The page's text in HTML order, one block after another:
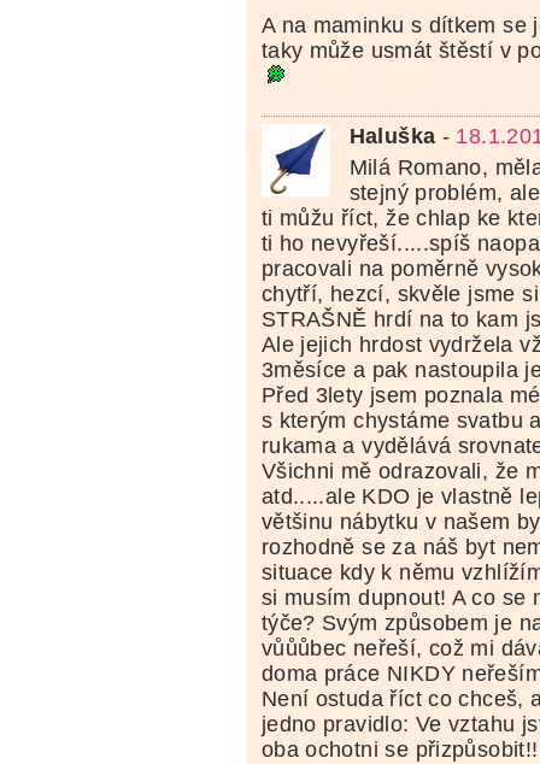
A na maminku s dítkem se
taky může usmát štěstí v
Haluška -
Milá Romano,
stejný problém,
ti můžu říct, že chlap ke
ti ho nevyřeší.....spíš
pracovali na poměrně
chytří, hezcí, skvěle jsme
STRAŠNĚ hrdí na to kam
Ale jejich hrdost vydržela
3měsíce a pak nastoupila
Před 3lety jsem poznala
s kterým chystáme svatbu
rukama a vydělává
Všichni mě odrazovali, že
atd.....ale KDO je vlastně
většinu nábytku v našem
rozhodně se za náš byt
situace kdy k němu
si musím dupnout! A co se
týče? Svým způsobem je
vůůůbec neřeší, což mi
doma práce NIKDY
Není ostuda říct co chceš,
jedno pravidlo: Ve vztahu
oba ochotni se